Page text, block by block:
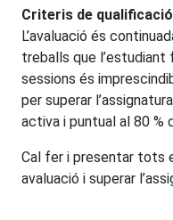
Criteris de
L’avaluació és
treballs que l’estudiant
sessions és
per superar
activa i puntual al 80 %
Cal fer i presentar tots
avaluació i superar